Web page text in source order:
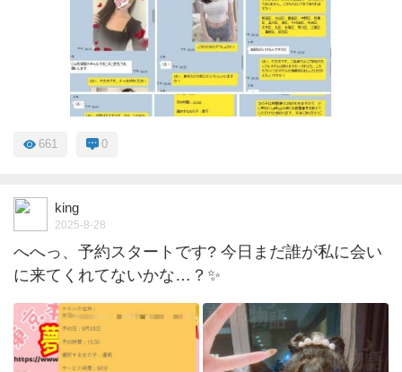
661 0
king
2025-8-28
へへっ、予約スタートです? 今日まだ誰が私に会い
に来てくれてないかな…？✨